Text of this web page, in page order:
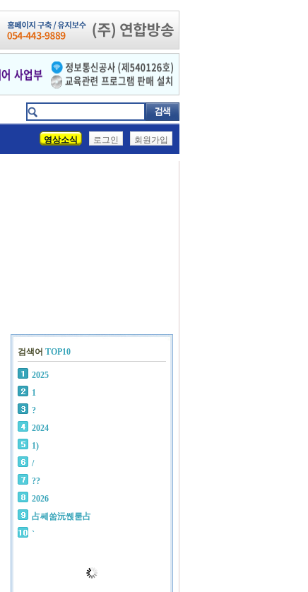
영상소식 로그인 회원가입
검색어 TOP10
2025
1
?
2024
1)
/
??
2026
占쎄쑴沅쏁룯占
`